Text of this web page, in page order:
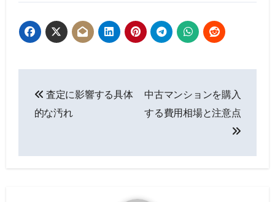
稿
ビ
査定に影響する具体
的な汚れ
中古マンションを購入
する費用相場と注意点